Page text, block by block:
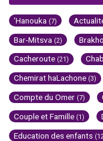
'Hanouka (7)
Bar-Mitsva (2)
Cacheroute (21)
Chemirat haLachone (3)
Compte du Omer (7)
Couple et Famille (1)
Education des enfants